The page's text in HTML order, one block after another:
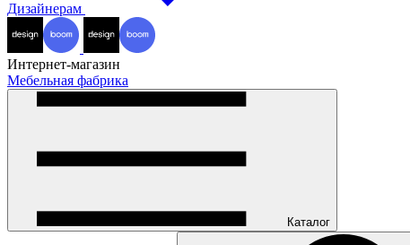
Дизайнерам
Интернет-магазин
Мебельная фабрика
Каталог